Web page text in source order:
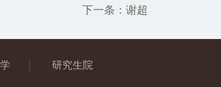
下一条：谢超
| 研究生院